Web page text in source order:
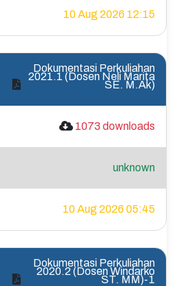
10 Aug 2026 12:15
Dokumentasi Perkuliahan
2021.1 (Dosen Neli Marita
SE. M.Ak)
1073 downloads
unknown
10 Aug 2026 05:45
Dokumentasi Perkuliahan
2020.2 (Dosen Windarko
ST. MM)-1